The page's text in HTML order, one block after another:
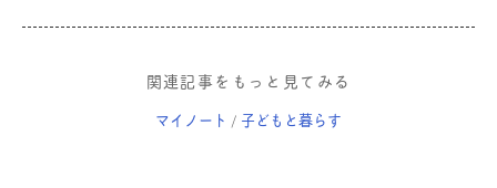
関連記事をもっと見てみる
マイノート / 子どもと暮らす